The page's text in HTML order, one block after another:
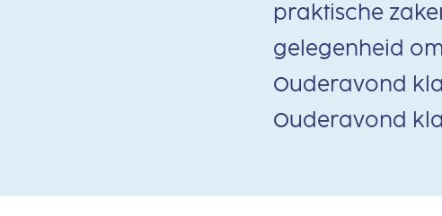
praktische
gelegenheid
Ouderavond
Ouderavond